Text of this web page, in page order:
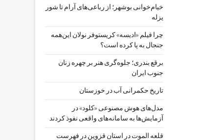
خیام‌خوانی بوشهر؛ از رباعی‌های آرام تا شور
یزله
چرا فیلم «ادیسه» کریستوفر نولان این‌همه
جنجال به پا کرده است؟
برقع بندری؛ جلوه‌گری هنر بر چهره زنان
جنوب ایران
تاریخ حکمرانی آب در خوزستان
مدل‌های هوش مصنوعی «کلود» در
آزمایش‌ها به سامانه‌های واقعی نفوذ کردند
قلعه الموت در استان قزوین در فهرست